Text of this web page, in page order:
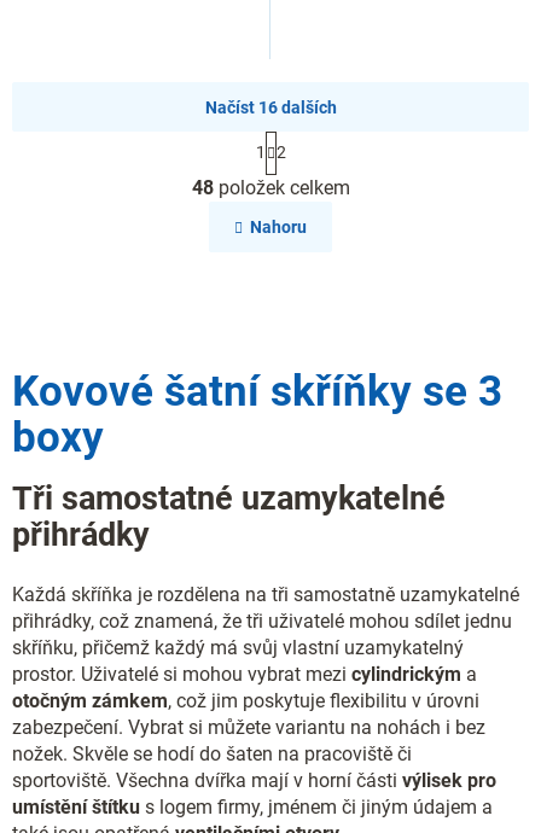
O
v
l
r
v
ý
u
Načíst 16 dalších
S
t
r
á
n
1 2
48položek celkem
Nahoru
Kovové šatní skříňky se 3
boxy
Tři samostatné uzamykatelné
přihrádky
Každá skříňka je rozdělena na tři samostatně uzamykatelné
přihrádky, což znamená, že tři uživatelé mohou sdílet jednu
skříňku, přičemž každý má svůj vlastní uzamykatelný
prostor. Uživatelé si mohou vybrat mezi cylindrickým a
otočným zámkem, což jim poskytuje flexibilitu v úrovni
zabezpečení. Vybrat si můžete variantu na nohách i bez
nožek. Skvěle se hodí do šaten na pracoviště či
sportoviště. Všechna dvířka mají v horní části výlisek pro
umístění štítku s logem firmy, jménem či jiným údajem a